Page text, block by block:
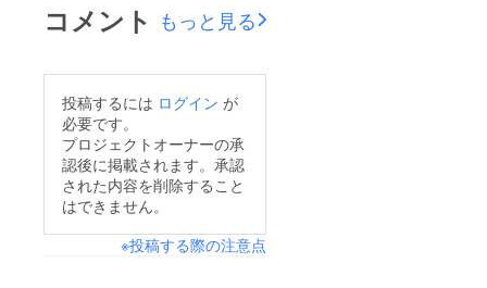
コメント もっと見る
投稿するには ログイン が
必要です。
プロジェクトオーナーの承
認後に掲載されます。承認
された内容を削除すること
はできません。
※投稿する際の注意点